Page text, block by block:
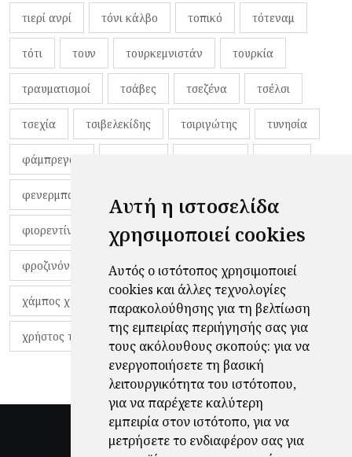
Αυτή η ιστοσελίδα
χρησιμοποιεί cookies
Αυτός ο ιστότοπος χρησιμοποιεί
cookies και άλλες τεχνολογίες
παρακολούθησης για τη βελτίωση
της εμπειρίας περιήγησής σας για
τους ακόλουθους σκοπούς: για να
ενεργοποιήσετε τη βασική
λειτουργικότητα του ιστότοπου,
για να παρέχετε καλύτερη
εμπειρία στον ιστότοπο,για να
μετρήσετε το ενδιαφέρον σας για
τιερί ανρί τόνι κάλβο τοπικό τότεναμ
τότι τουν τουρκεμνιστάν τουρκία
τραυματισμοί τσάβες τσεζένα τσέλσι
τσεχία τσιβελεκίδης τσιριγώτης τυνησία
φάμπρεγας
φενερμπαχτσέ φερνάντο τόρες φίλαθλοι
φιορεντίνα φιρμίνο φρανκ ντε μπουρ
φροζινόνε φωκικός χαβίτο
χάμπος χαραλάμπους χάρι πότερ
χρήστος τζόλης